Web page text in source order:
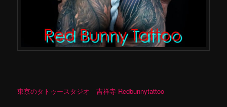
東京のタトゥースタジオ 吉祥寺 Redbunnytattoo